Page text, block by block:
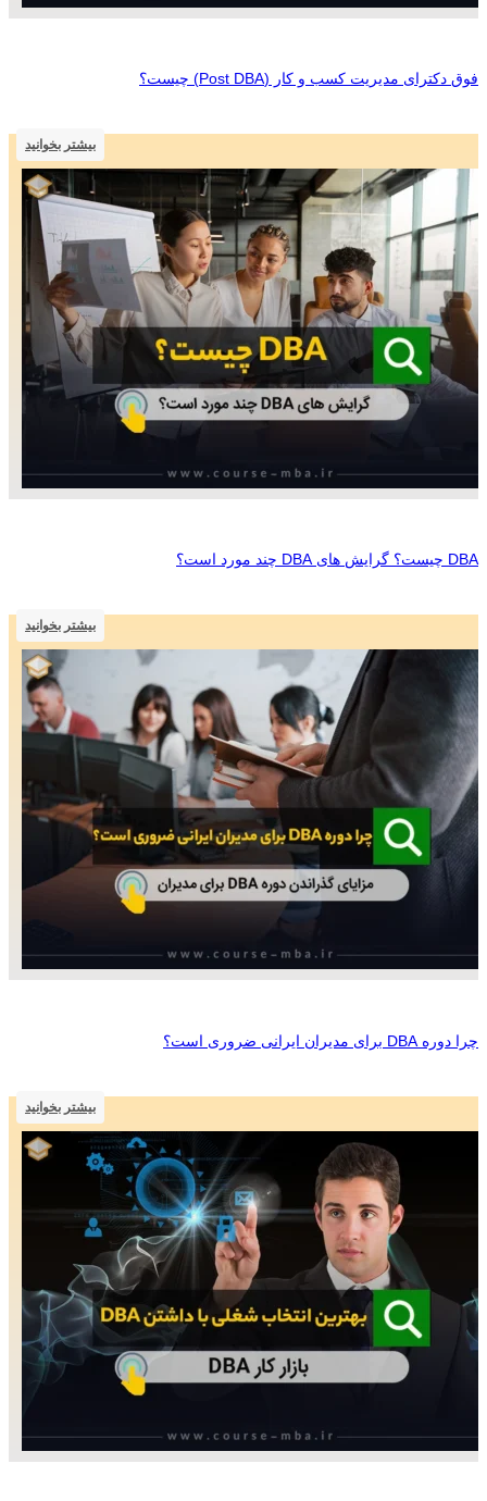
فوق دکترای مدیریت کسب و کار (Post DBA) چیست؟
بیشتر بخوانید
DBA چیست؟ گرایش های DBA چند مورد است؟
بیشتر بخوانید
چرا دوره DBA برای مدیران ایرانی ضروری است؟
بیشتر بخوانید